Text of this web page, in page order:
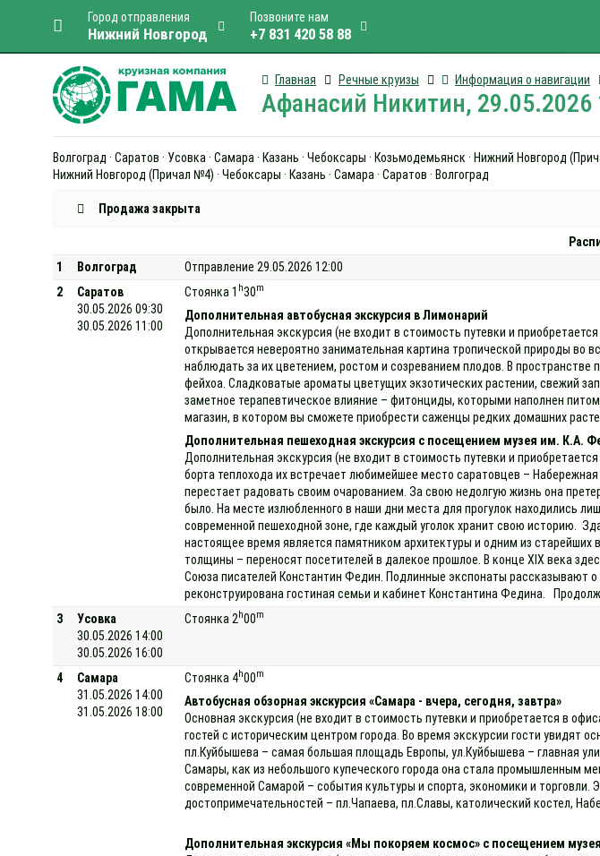
Город отправления
Нижний Новгород
Позвоните нам
+7 831 420 58 88
Главная Речные круизы Информация о навигации
Афанасий Никитин, 29.05.2026
Волгоград · Саратов · Усовка · Самара · Казань · Чебоксары · Козьмодемьянск · Нижний Новгород
Нижний Новгород (Причал №4) · Чебоксары · Казань · Самара · Саратов · Волгоград
Продажа закрыта
1
Волгоград
Отправление 29.05.2026 12:00
2
Саратов
30.05.2026 09:30
30.05.2026 11:00
Стоянка 1 h30m
Дополнительная автобусная экскурсия в Лимонарий
Дополнительная экскурсия (не входит в стоимость путевки и
открывается невероятно занимательная картина тропической природы
наблюдать за их цветением, ростом и созреванием плодов. В
фейхоа. Сладковатые ароматы цветущих экзотических растении, свежий
заметное терапевтическое влияние – фитонциды, которыми наполнен
магазин, в котором вы сможете приобрести саженцы редких домашних
Дополнительная пешеходная экскурсия с посещением музея им. К.А.
Дополнительная экскурсия (не входит в стоимость путевки и
борта теплохода их встречает любимейшее место саратовцев –
перестает радовать своим очарованием. За свою недолгую жизнь она
было. На месте излюбленного в наши дни места для прогулок находились
современной пешеходной зоне, где каждый уголок хранит свою историю.
настоящее время является памятником архитектуры и одним из старейших
толщины – переносят посетителей в далекое прошлое. В конце XIX века
Союза писателей Константин Федин. Подлинные экспонаты рассказывают
реконструирована гостиная семьи и кабинет Константина Федина.
3
Усовка
30.05.2026 14:00
30.05.2026 16:00
Стоянка 2 h00m
4
Самара
31.05.2026 14:00
31.05.2026 18:00
Стоянка 4h00m
Автобусная обзорная экскурсия «Самара - вчера, сегодня, завтра»
Основная экскурсия (не входит в стоимость путевки и приобретается в
гостей с историческим центром города. Во время экскурсии гости
пл.Куйбышева – самая большая площадь Европы, ул.Куйбышева – главная
Самары, как из небольшого купеческого города она стала промышленным
современной Самарой – события культуры и спорта, экономики и
достопримечательностей – пл.Чапаева, пл.Славы, католический костел,
Дополнительная экскурсия «Мы покоряем космос» с посещением